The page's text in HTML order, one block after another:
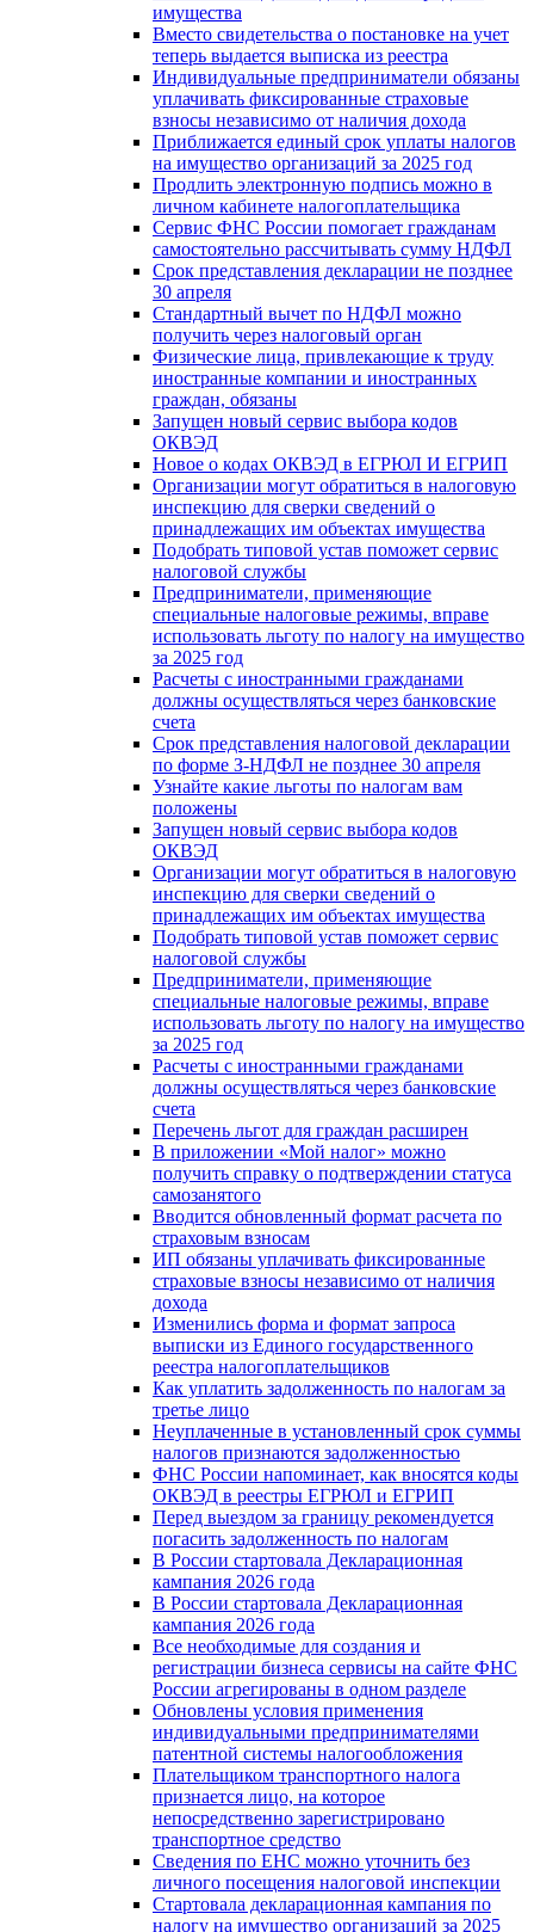
имущества
Вместо свидетельства о постановке на учет
теперь выдается выписка из реестра
Индивидуальные предприниматели обязаны
уплачивать фиксированные страховые
взносы независимо от наличия дохода
Приближается единый срок уплаты налогов
на имущество организаций за 2025 год
Продлить электронную подпись можно в
личном кабинете налогоплательщика
Сервис ФНС России помогает гражданам
самостоятельно рассчитывать сумму НДФЛ
Срок представления декларации не позднее
30 апреля
Стандартный вычет по НДФЛ можно
получить через налоговый орган
Физические лица, привлекающие к труду
иностранные компании и иностранных
граждан, обязаны
Запущен новый сервис выбора кодов
ОКВЭД
Новое о кодах ОКВЭД в ЕГРЮЛ И ЕГРИП
Организации могут обратиться в налоговую
инспекцию для сверки сведений о
принадлежащих им объектах имущества
Подобрать типовой устав поможет сервис
налоговой службы
Предприниматели, применяющие
специальные налоговые режимы, вправе
использовать льготу по налогу на имущество
за 2025 год
Расчеты с иностранными гражданами
должны осуществляться через банковские
счета
Срок представления налоговой декларации
по форме З-НДФЛ не позднее 30 апреля
Узнайте какие льготы по налогам вам
положены
Запущен новый сервис выбора кодов
ОКВЭД
Организации могут обратиться в налоговую
инспекцию для сверки сведений о
принадлежащих им объектах имущества
Подобрать типовой устав поможет сервис
налоговой службы
Предприниматели, применяющие
специальные налоговые режимы, вправе
использовать льготу по налогу на имущество
за 2025 год
Расчеты с иностранными гражданами
должны осуществляться через банковские
счета
Перечень льгот для граждан расширен
В приложении «Мой налог» можно
получить справку о подтверждении статуса
самозанятого
Вводится обновленный формат расчета по
страховым взносам
ИП обязаны уплачивать фиксированные
страховые взносы независимо от наличия
дохода
Изменились форма и формат запроса
выписки из Единого государственного
реестра налогоплательщиков
Как уплатить задолженность по налогам за
третье лицо
Неуплаченные в установленный срок суммы
налогов признаются задолженностью
ФНС России напоминает, как вносятся коды
ОКВЭД в реестры ЕГРЮЛ и ЕГРИП
Перед выездом за границу рекомендуется
погасить задолженность по налогам
В России стартовала Декларационная
кампания 2026 года
В России стартовала Декларационная
кампания 2026 года
Все необходимые для создания и
регистрации бизнеса сервисы на сайте ФНС
России агрегированы в одном разделе
Обновлены условия применения
индивидуальными предпринимателями
патентной системы налогообложения
Плательщиком транспортного налога
признается лицо, на которое
непосредственно зарегистрировано
транспортное средство
Сведения по ЕНС можно уточнить без
личного посещения налоговой инспекции
Стартовала декларационная кампания по
налогу на имущество организаций за 2025